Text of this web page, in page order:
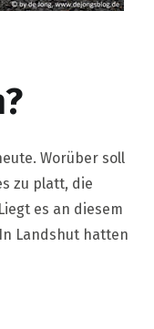
Worüber soll
zu platt, die
es an diesem
Landshut hatten